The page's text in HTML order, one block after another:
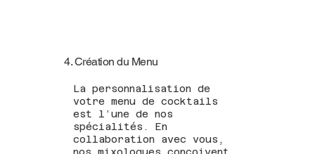
4. Création du Menu
La personnalisation de
votre menu de cocktails
est l’une de nos
spécialités. En
collaboration avec vous,
nos mixologues conçoivent